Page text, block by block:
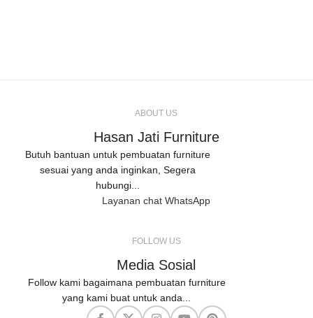
ABOUT US
Hasan Jati Furniture
Butuh bantuan untuk pembuatan furniture
sesuai yang anda inginkan, Segera
hubungi...
Layanan chat WhatsApp
FOLLOW US
Media Sosial
Follow kami bagaimana pembuatan furniture
yang kami buat untuk anda...